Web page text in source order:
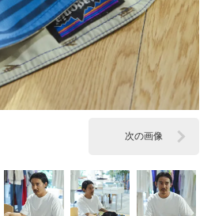
次の画像